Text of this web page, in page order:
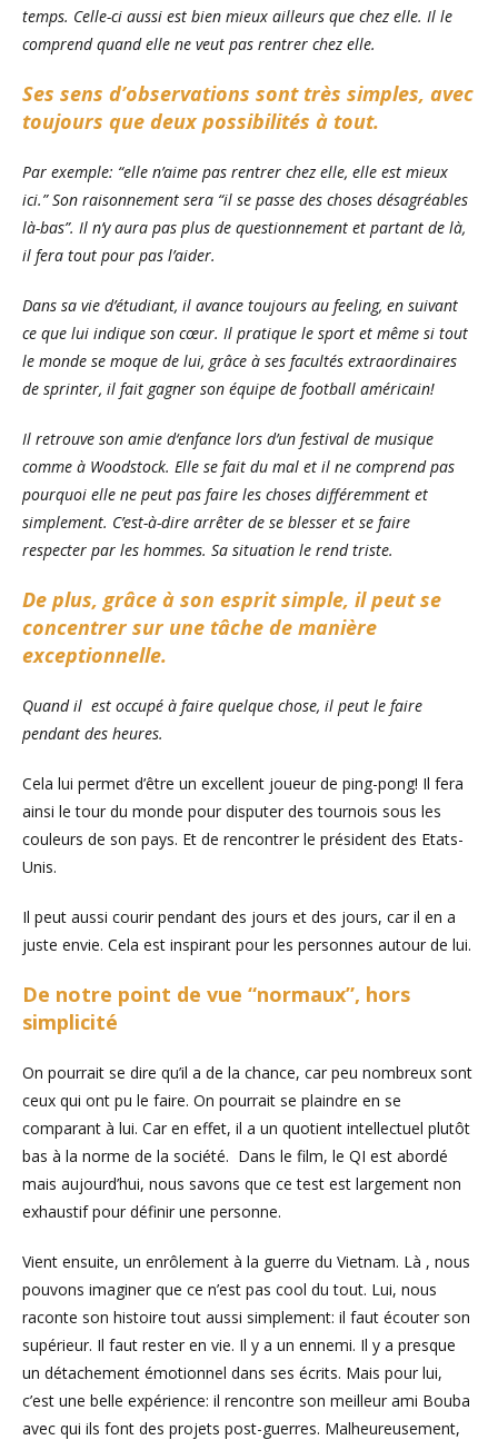
temps. Celle-ci aussi est bien mieux ailleurs que chez elle. Il le
comprend quand elle ne veut pas rentrer chez elle.
Ses sens d’observations sont très simples, avec
toujours que deux possibilités à tout.
Par exemple: “elle n’aime pas rentrer chez elle, elle est mieux
ici.” Son raisonnement sera “il se passe des choses désagréables
là-bas”. Il n’y aura pas plus de questionnement et partant de là,
il fera tout pour pas l’aider.
Dans sa vie d’étudiant, il avance toujours au feeling, en suivant
ce que lui indique son cœur. Il pratique le sport et même si tout
le monde se moque de lui, grâce à ses facultés extraordinaires
de sprinter, il fait gagner son équipe de football américain!
Il retrouve son amie d‘enfance lors d’un festival de musique
comme à Woodstock. Elle se fait du mal et il ne comprend pas
pourquoi elle ne peut pas faire les choses différemment et
simplement. C’est-à-dire arrêter de se blesser et se faire
respecter par les hommes. Sa situation le rend triste.
De plus, grâce à son esprit simple, il peut se
concentrer sur une tâche de manière
exceptionnelle.
Quand il est occupé à faire quelque chose, il peut le faire
pendant des heures.
Cela lui permet d’être un excellent joueur de ping-pong! Il fera
ainsi le tour du monde pour disputer des tournois sous les
couleurs de son pays. Et de rencontrer le président des Etats-
Unis.
Il peut aussi courir pendant des jours et des jours, car il en a
juste envie. Cela est inspirant pour les personnes autour de lui.
De notre point de vue “normaux”, hors
simplicité
On pourrait se dire qu’il a de la chance, car peu nombreux sont
ceux qui ont pu le faire. On pourrait se plaindre en se
comparant à lui. Car en effet, il a un quotient intellectuel plutôt
bas à la norme de la société. Dans le film, le QI est abordé
mais aujourd’hui, nous savons que ce test est largement non
exhaustif pour définir une personne.
Vient ensuite, un enrôlement à la guerre du Vietnam. Là , nous
pouvons imaginer que ce n’est pas cool du tout. Lui, nous
raconte son histoire tout aussi simplement: il faut écouter son
supérieur. Il faut rester en vie. Il y a un ennemi. Il y a presque
un détachement émotionnel dans ses écrits. Mais pour lui,
c’est une belle expérience: il rencontre son meilleur ami Bouba
avec qui ils font des projets post-guerres. Malheureusement,